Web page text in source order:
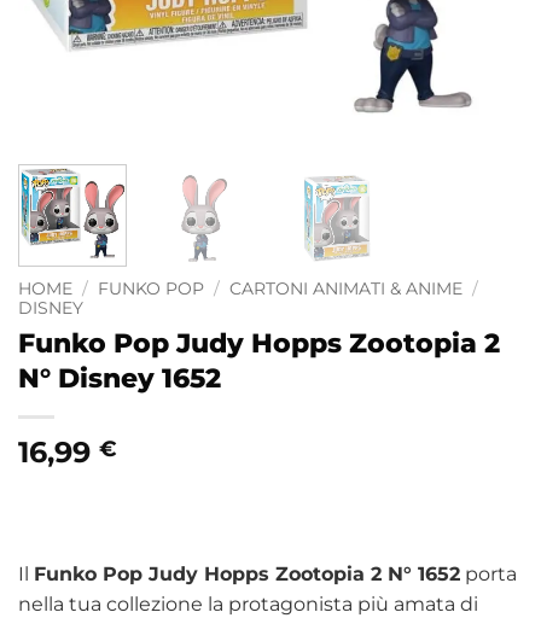
HOME / FUNKO POP / CARTONI ANIMATI & ANIME /
DISNEY
Funko Pop Judy Hopps Zootopia 2
N° Disney 1652
16,99 €
Il Funko Pop Judy Hopps Zootopia 2 N° 1652 porta
nella tua collezione la protagonista più amata di